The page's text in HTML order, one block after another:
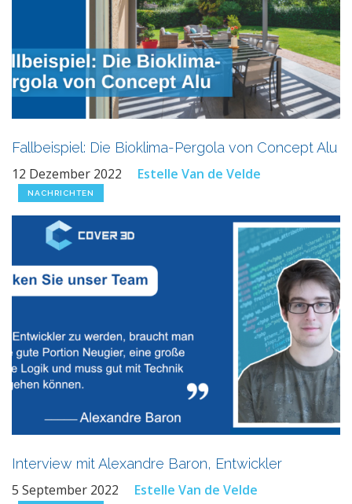
Fallbeispiel: Die Bioklima-Pergola von Concept Alu
12 Dezember 2022 Estelle Van de Velde
NACHRICHTEN
Interview mit Alexandre Baron, Entwickler
5 September 2022 Estelle Van de Velde